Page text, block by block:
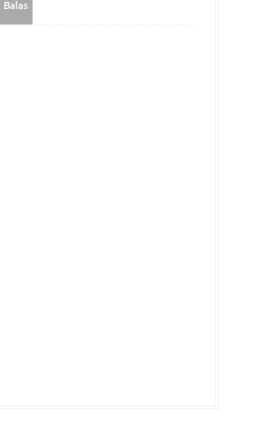
Balas